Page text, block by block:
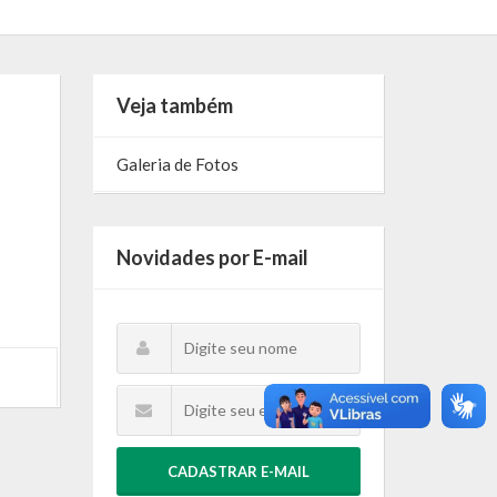
Veja também
Galeria de Fotos
Novidades por E-mail
CADASTRAR E-MAIL